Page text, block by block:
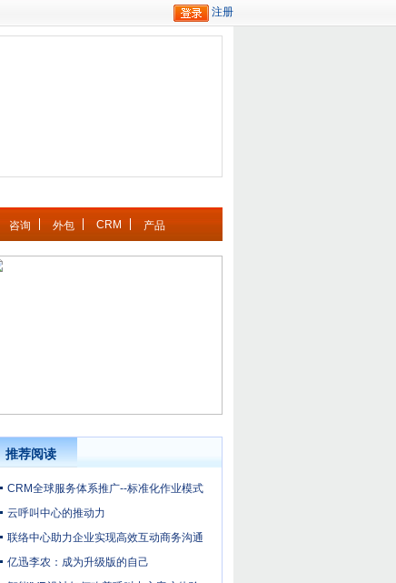
咨询 外包 CRM 产品
推荐阅读
CRM全球服务体系推广--标准化作业模式
云呼叫中心的推动力
联络中心助力企业实现高效互动商务沟通
亿迅李农：成为升级版的自己